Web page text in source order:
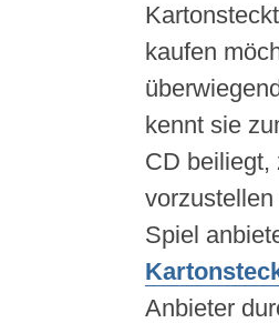
kaufen
kennt sie
CD beiliegt,
Spiel
Anbieter